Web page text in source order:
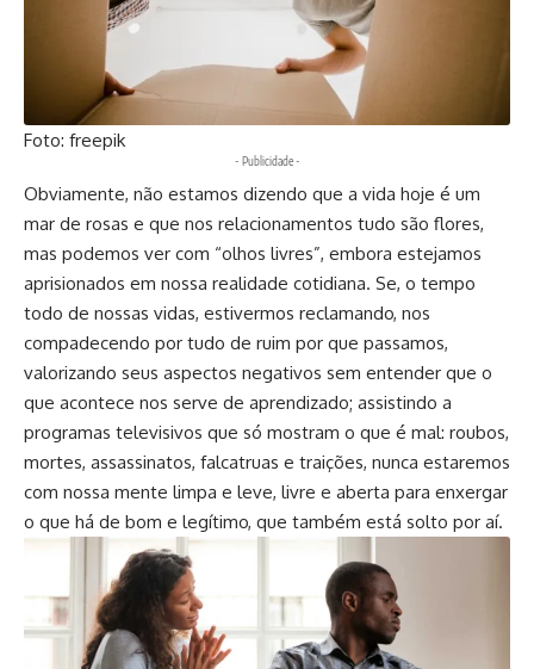
Foto: freepik
- Publicidade -
Obviamente, não estamos dizendo que a vida hoje é um
mar de rosas e que nos relacionamentos tudo são flores,
mas podemos ver com “olhos livres”, embora estejamos
aprisionados em nossa realidade cotidiana. Se, o tempo
todo de nossas vidas, estivermos reclamando, nos
compadecendo por tudo de ruim por que passamos,
valorizando seus aspectos negativos sem entender que o
que acontece nos serve de aprendizado; assistindo a
programas televisivos que só mostram o que é mal: roubos,
mortes, assassinatos, falcatruas e traições, nunca estaremos
com nossa mente limpa e leve, livre e aberta para enxergar
o que há de bom e legítimo, que também está solto por aí.